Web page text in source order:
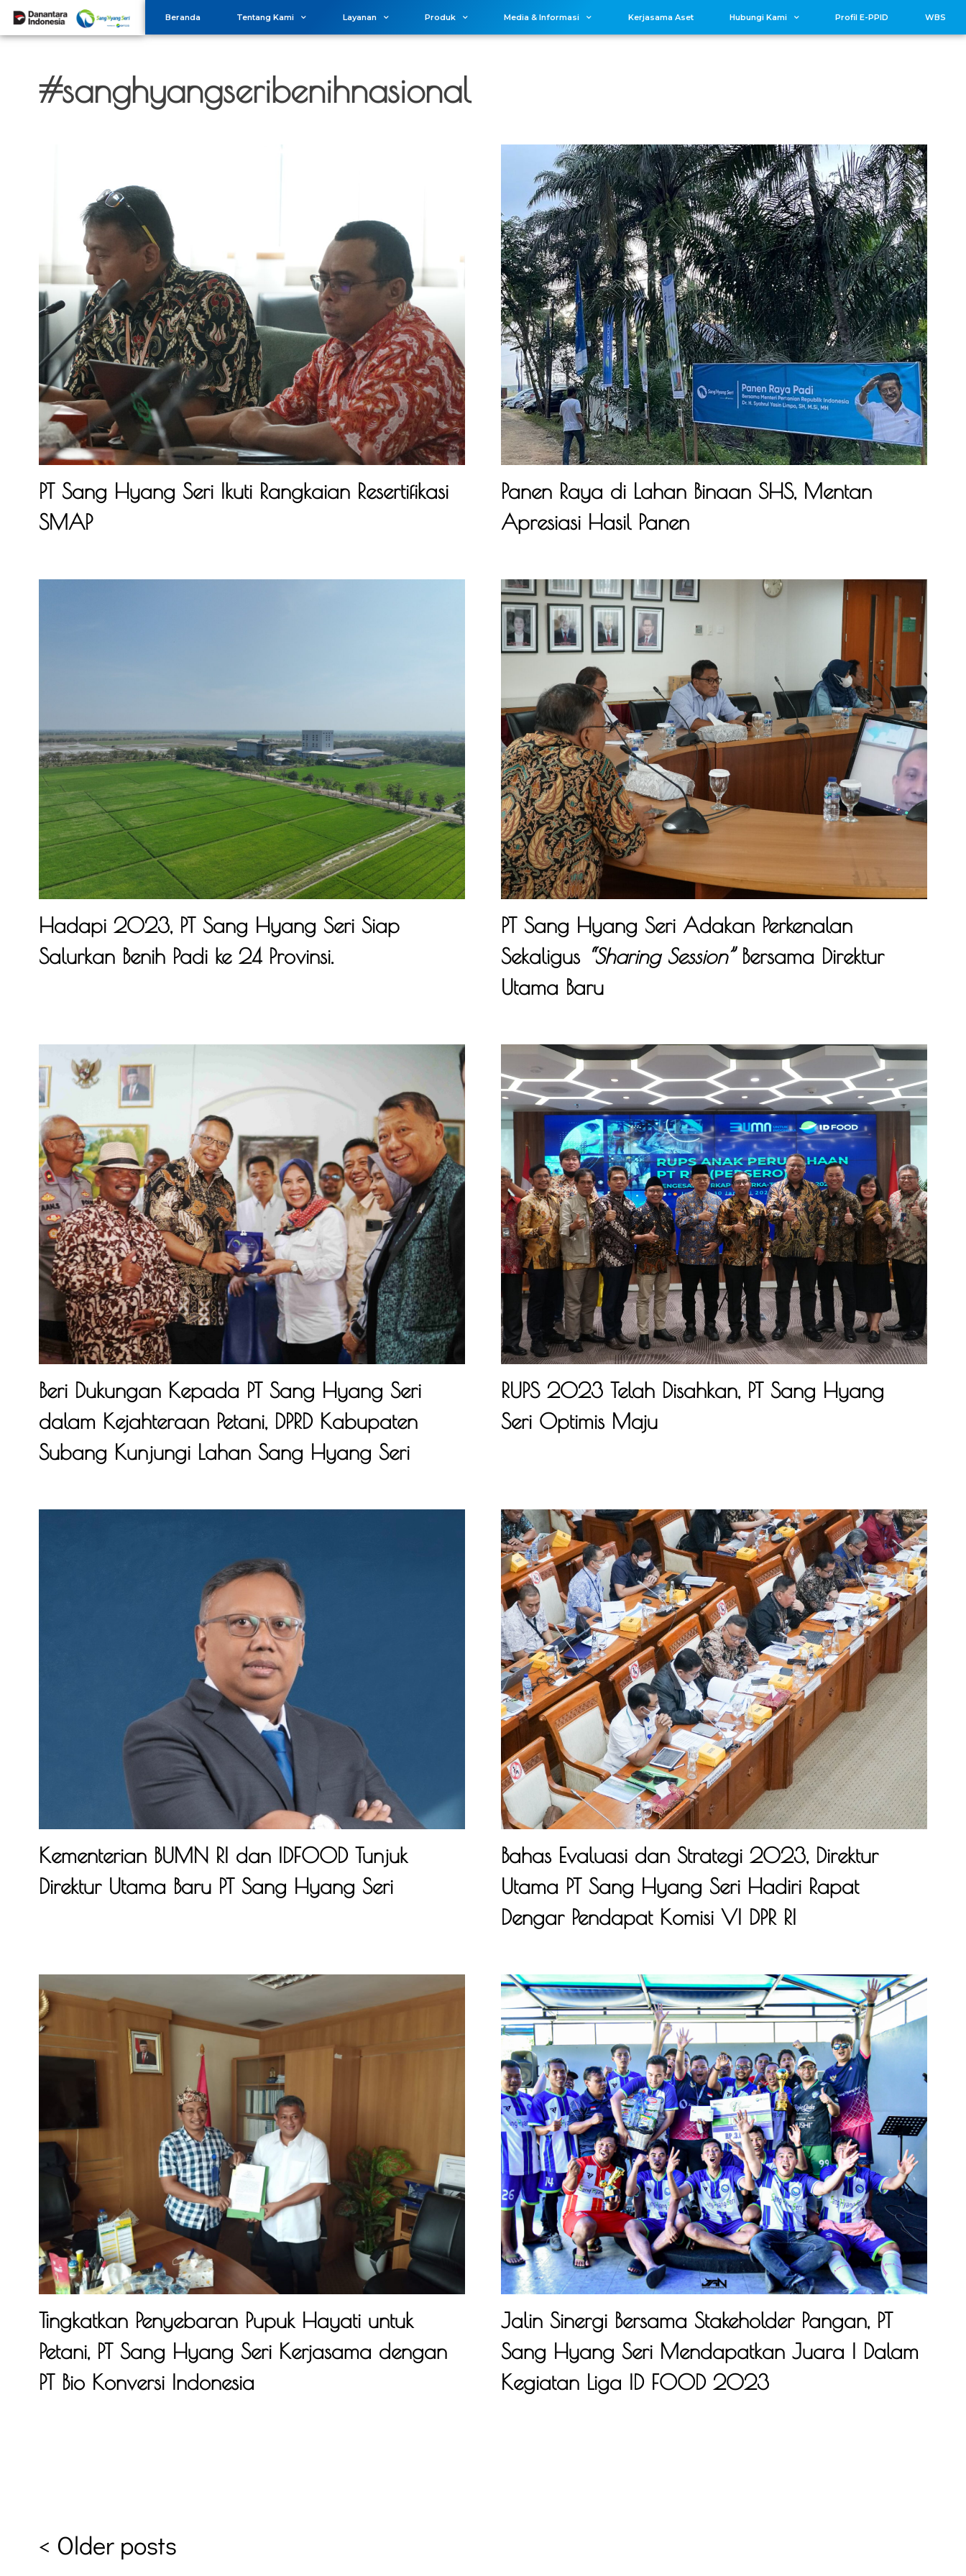
Beranda Tentang Kami Layanan Produk Media & Informasi Kerjasama Aset Hubungi Kami Profil E-PPID WBS
#sanghyangseribenihnasional
PT Sang Hyang Seri Ikuti Rangkaian Resertifikasi
SMAP
Panen Raya di Lahan Binaan SHS, Mentan
Apresiasi Hasil Panen
Hadapi 2023, PT Sang Hyang Seri Siap
Salurkan Benih Padi ke 24 Provinsi.
PT Sang Hyang Seri Adakan Perkenalan
Sekaligus “Sharing Session” Bersama Direktur
Utama Baru
Beri Dukungan Kepada PT Sang Hyang Seri
dalam Kejahteraan Petani, DPRD Kabupaten
Subang Kunjungi Lahan Sang Hyang Seri
RUPS 2023 Telah Disahkan, PT Sang Hyang
Seri Optimis Maju
Kementerian BUMN RI dan IDFOOD Tunjuk
Direktur Utama Baru PT Sang Hyang Seri
Bahas Evaluasi dan Strategi 2023, Direktur
Utama PT Sang Hyang Seri Hadiri Rapat
Dengar Pendapat Komisi VI DPR RI
Tingkatkan Penyebaran Pupuk Hayati untuk
Petani, PT Sang Hyang Seri Kerjasama dengan
PT Bio Konversi Indonesia
Jalin Sinergi Bersama Stakeholder Pangan, PT
Sang Hyang Seri Mendapatkan Juara I Dalam
Kegiatan Liga ID FOOD 2023
< Older posts